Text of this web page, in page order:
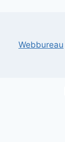
Webbureau